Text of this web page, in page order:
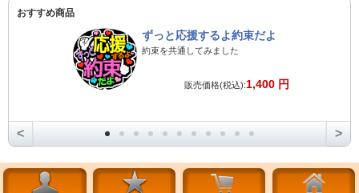
おすすめ商品
ずっと応援するよ約束だよ
約束を共通してみました
販売価格(税込):1,400 円
< >